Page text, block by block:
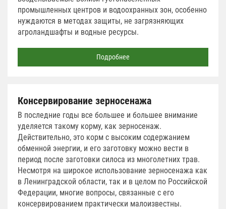
промышленных центров и водоохранных зон, особенно
нуждаются в методах защиты, не загрязняющих
агроландшафты и водные ресурсы.
Подробнее
Консервирование зерносенажа
В последние годы все большее и большее внимание
уделяется такому корму, как зерносенаж.
Действительно, это корм с высоким содержанием
обменной энергии, и его заготовку можно вести в
период после заготовки силоса из многолетних трав.
Несмотря на широкое использование зерносенажа как
в Ленинградской области, так и в целом по Российской
Федерации, многие вопросы, связанные с его
консервированием практически малоизвестны.